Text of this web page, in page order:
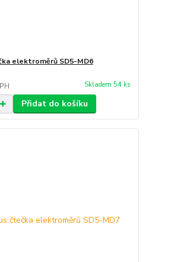
elektroměrů SD5-MD6
Skladem 54 ks
Přidat do košíku